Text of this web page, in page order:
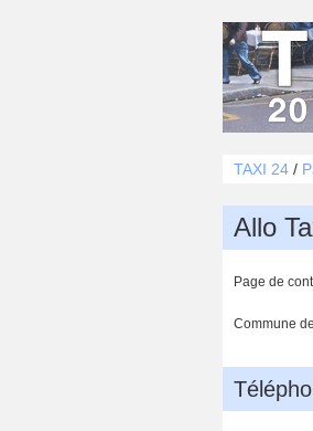
TAXI 24 /
Allo
Page de
Commune